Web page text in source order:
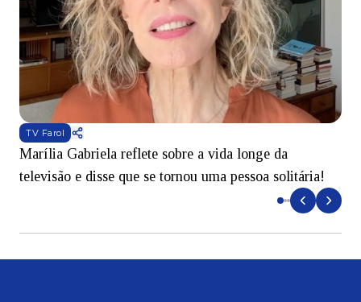
TV Farol
Marília Gabriela reflete sobre a vida longe da
televisão e disse que se tornou uma pessoa solitária!